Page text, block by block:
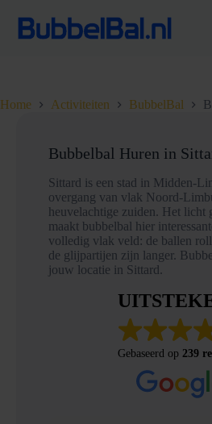
naar
Home Activiteiten BubbelBal
Bubbelbal Huren in
Sittard is een stad in Midden-
overgang van vlak Noord-
heuvelachtige zuiden. Het licht
maakt bubbelbal hier
volledig vlak veld: de ballen
de glijpartijen zijn langer.
jouw locatie in Sittard.
Gebaseerd op 239